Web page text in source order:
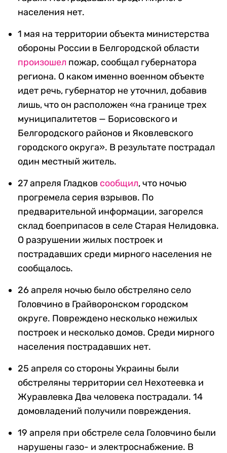
населения нет.
1 мая на территории объекта министерства
обороны России в Белгородской области
произошел пожар, сообщал губернатора
региона. О каком именно военном объекте
идет речь, губернатор не уточнил, добавив
лишь, что он расположен «на границе трех
муниципалитетов — Борисовского и
Белгородского районов и Яковлевского
городского округа». В результате пострадал
один местный житель.
27 апреля Гладков сообщил, что ночью
прогремела серия взрывов. По
предварительной информации, загорелся
склад боеприпасов в селе Старая Нелидовка.
О разрушении жилых построек и
пострадавших среди мирного населения не
сообщалось.
26 апреля ночью было обстреляно село
Головчино в Грайворонском городском
округе. Повреждено несколько нежилых
построек и несколько домов. Среди мирного
населения пострадавших нет.
25 апреля со стороны Украины были
обстреляны территории сел Нехотеевка и
Журавлевка Два человека пострадали. 14
домовладений получили повреждения.
19 апреля при обстреле села Головчино были
нарушены газо- и электроснабжение. В